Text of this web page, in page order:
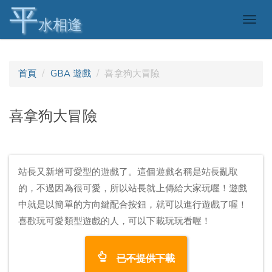
平水相逢
首頁 GBA 遊戲 喜拿狗大冒險
喜拿狗大冒險
站長又新增可愛型的遊戲了。這個遊戲名稱是站長亂取
的，不過因為很可愛，所以站長就上傳給大家玩喔！遊戲
中就是以簡單的方向鍵配合按鈕，就可以進行遊戲了喔！
喜歡玩可愛類型遊戲的人，可以下載玩玩看喔！
已不提供下載